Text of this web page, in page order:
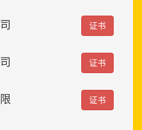
证书
证书
证书